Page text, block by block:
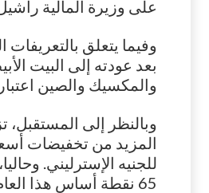
على وزيرة المالية
وفيما يتعلق
بعد عودته إلى البيت
والمكسيك والصين
وبالنظر إلى
المزيد من تخفيضات
للجنيه الإسترليني.
65 نقطة أساس هذا العام.